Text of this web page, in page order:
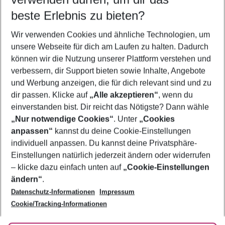
5-8 Nächte
2 Erwachsene Keine Kinder
Mehr Filter anzeigen
Footer
Footer navigation
Über uns
AGB
Bestpreisgarantie
Cookie-Einstellungen ändern
Cookie-Richtlinie
Agenturbetreuung
Barrierefreies Reisen
Folge uns
beste Erlebnis zu bieten?
Wir verwenden Cookies und ähnliche Technologien, um
unsere Webseite für dich am Laufen zu halten. Dadurch
können wir die Nutzung unserer Plattform verstehen und
verbessern, dir Support bieten sowie Inhalte, Angebote
und Werbung anzeigen, die für dich relevant sind und zu
dir passen. Klicke auf „Alle akzeptieren“, wenn du
einverstanden bist. Dir reicht das Nötigste? Dann wähle
„Nur notwendige Cookies“. Unter „Cookies
anpassen“ kannst du deine Cookie-Einstellungen
individuell anpassen. Du kannst deine Privatsphäre-
Einstellungen natürlich jederzeit ändern oder widerrufen
– klicke dazu einfach unten auf „Cookie-Einstellungen
ändern“.
Datenschutz-Informationen
Impressum
Cookie/Tracking-Informationen